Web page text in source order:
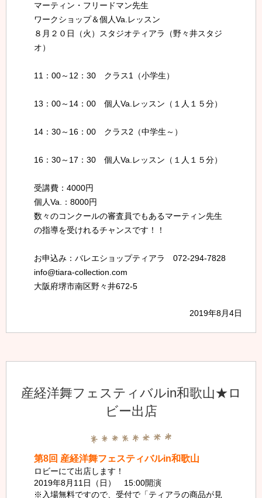
マーティン・フリードマン先生
ワークショップ＆個人Va.レッスン
８月２０日（火）スタジオティアラ（野々井スタジ
オ）
11：00～12：30 クラス1（小学生）
13：00～14：00 個人Va.レッスン（１人１５分）
14：30～16：00 クラス2（中学生～）
16：30～17：30 個人Va.レッスン（１人１５分）
受講費：4000円
個人Va.：8000円
数々のコンクールの審査員でもあるマーティン先生
の指導を受けれるチャンスです！！
お申込み：バレエショップティアラ 072-294-7828
info@tiara-collection.com
大阪府堺市南区野々井672-5
2019年8月4日
産経洋舞フェスティバルin和歌山★ロ
ビー出店
第8回 産経洋舞フェスティバルin和歌山
ロビーにて出店します！
2019年8月11日（日） 15:00開演
※入場無料ですので、受付で「ティアラの商品が見